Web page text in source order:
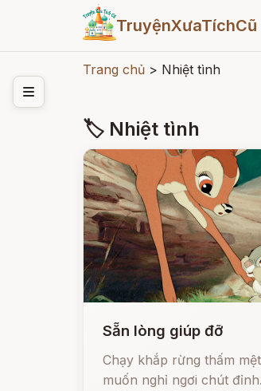
TruyệnXưaTíchCũ
Trang chủ > Nhiệt tình
🏷 Nhiệt tình
Sẵn lòng giúp đỡ
Chạy khắp rừng thấm
muốn nghỉ ngơi chút